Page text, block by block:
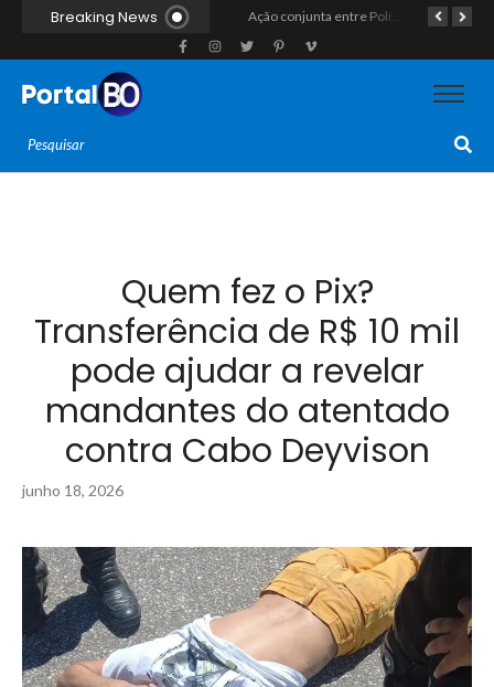
Breaking News Taxista de 32 anos é retirado de casa à força e executado a tiros na calçada em Macaíba
Quem fez o Pix?
Transferência de R$ 10 mil
pode ajudar a revelar
mandantes do atentado
contra Cabo Deyvison
junho 18, 2026